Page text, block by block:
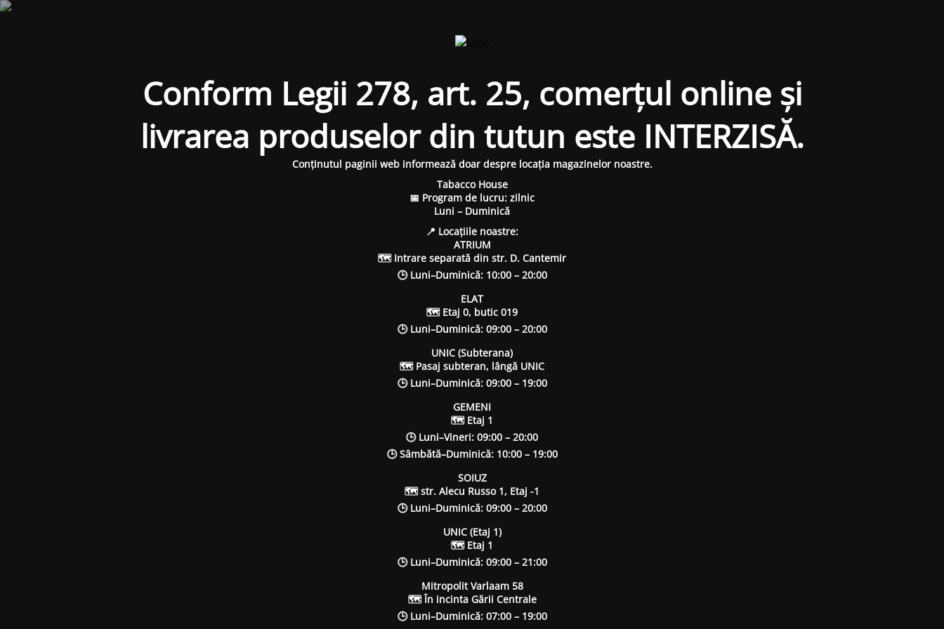
Conform Legii 278, art. 25, comerțul online și
livrarea produselor din tutun este INTERZISĂ.
Conținutul paginii web informează doar despre locația magazinelor noastre.
Tabacco House
📅 Program de lucru: zilnic
Luni – Duminică
📍 Locațiile noastre:
ATRIUM
🗺 Intrare separată din str. D. Cantemir
🕒 Luni–Duminică: 10:00 – 20:00
ELAT
🗺 Etaj 0, butic 019
🕒 Luni–Duminică: 09:00 – 20:00
UNIC (Subterana)
🗺 Pasaj subteran, lângă UNIC
🕒 Luni–Duminică: 09:00 – 19:00
GEMENI
🗺 Etaj 1
🕒 Luni–Vineri: 09:00 – 20:00
🕒 Sâmbătă–Duminică: 10:00 – 19:00
SOIUZ
🗺 str. Alecu Russo 1, Etaj -1
🕒 Luni–Duminică: 09:00 – 20:00
UNIC (Etaj 1)
🗺 Etaj 1
🕒 Luni–Duminică: 09:00 – 21:00
Mitropolit Varlaam 58
🗺 În incinta Gării Centrale
🕒 Luni–Duminică: 07:00 – 19:00